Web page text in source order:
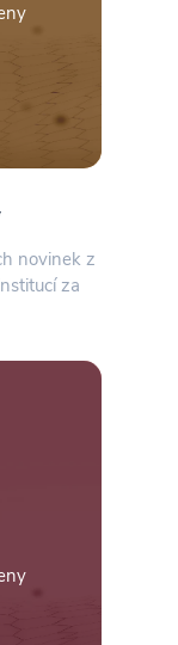
novinek z
za